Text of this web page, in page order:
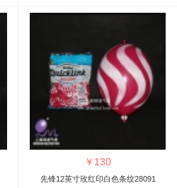
￥ 130
先锋12英寸玫红印白色条纹28091